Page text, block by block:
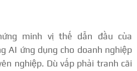
minh vị thế dẫn đầu của
AI ứng dụng cho doanh nghiệp
nghiệp. Dù vấp phải tranh cãi